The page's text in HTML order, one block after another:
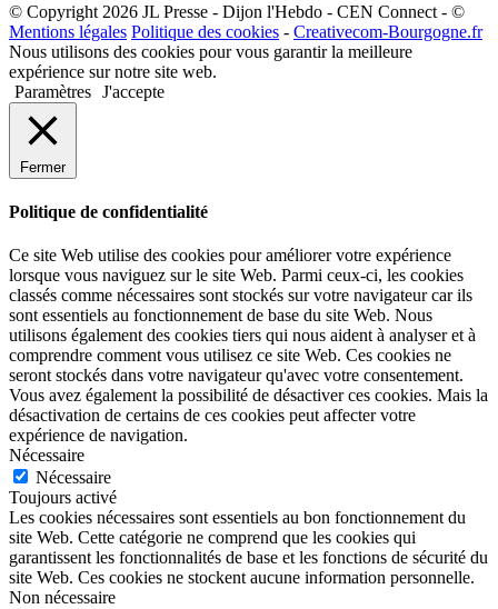
© Copyright 2026 JL Presse - Dijon l'Hebdo - CEN Connect - ©
Mentions légales Politique des cookies - Creativecom-Bourgogne.fr
Nous utilisons des cookies pour vous garantir la meilleure
expérience sur notre site web.
Paramètres J'accepte
Fermer
Politique de confidentialité
Ce site Web utilise des cookies pour améliorer votre expérience
lorsque vous naviguez sur le site Web. Parmi ceux-ci, les cookies
classés comme nécessaires sont stockés sur votre navigateur car ils
sont essentiels au fonctionnement de base du site Web. Nous
utilisons également des cookies tiers qui nous aident à analyser et à
comprendre comment vous utilisez ce site Web. Ces cookies ne
seront stockés dans votre navigateur qu'avec votre consentement.
Vous avez également la possibilité de désactiver ces cookies. Mais la
désactivation de certains de ces cookies peut affecter votre
expérience de navigation.
Nécessaire
Nécessaire
Toujours activé
Les cookies nécessaires sont essentiels au bon fonctionnement du
site Web. Cette catégorie ne comprend que les cookies qui
garantissent les fonctionnalités de base et les fonctions de sécurité du
site Web. Ces cookies ne stockent aucune information personnelle.
Non nécessaire